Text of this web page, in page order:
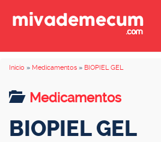
Inicio » Medicamentos » BIOPIEL GEL
Medicamentos
BIOPIEL GEL